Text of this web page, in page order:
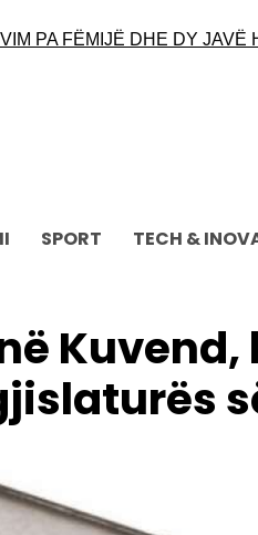
FËMIJË DHE DY JAVË
SPORT TECH &
Kuvend,